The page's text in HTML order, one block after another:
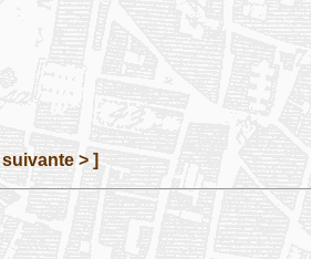
> ]